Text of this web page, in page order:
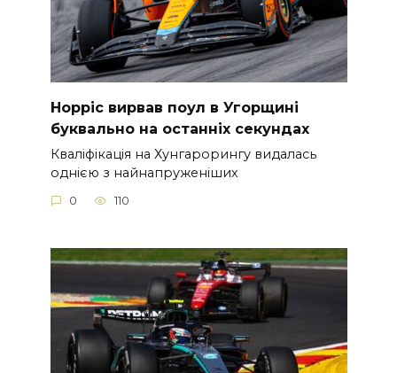
Норріс вирвав поул в Угорщині
буквально на останніх секундах
Кваліфікація на Хунгарорингу видалась
однією з найнапруженіших
0 110